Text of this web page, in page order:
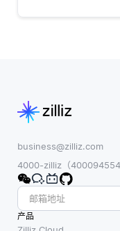
business@zilliz.com
4000-zilliz（
产品